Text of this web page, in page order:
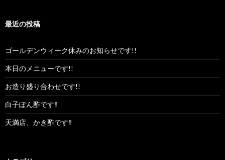
最近の投稿
ゴールデンウィーク休みのお知らせです!!
本日のメニューです!!
お造り盛り合わせです!!
白子ぽん酢です‼︎
天満店、かき酢です‼︎